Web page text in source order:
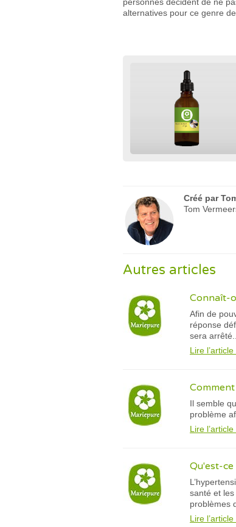
alternatives pour ce genre
Créé par
Tom
Autres articles
Connaît-
Afin de
réponse
sera arrêté...
Lire
Il semble
problème
Lire
Qu'est-
santé et
problèmes
Lire